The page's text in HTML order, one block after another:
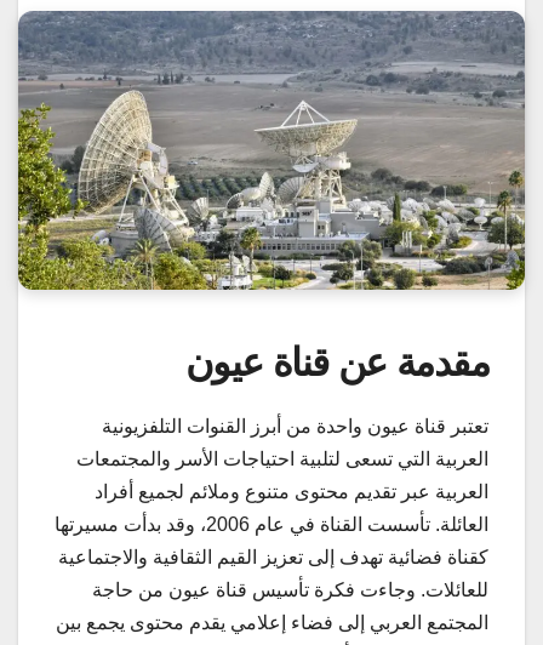
مقدمة عن قناة عيون
تعتبر قناة عيون واحدة من أبرز القنوات التلفزيونية
العربية التي تسعى لتلبية احتياجات الأسر والمجتمعات
العربية عبر تقديم محتوى متنوع وملائم لجميع أفراد
العائلة. تأسست القناة في عام 2006، وقد بدأت مسيرتها
كقناة فضائية تهدف إلى تعزيز القيم الثقافية والاجتماعية
للعائلات. وجاءت فكرة تأسيس قناة عيون من حاجة
المجتمع العربي إلى فضاء إعلامي يقدم محتوى يجمع بين